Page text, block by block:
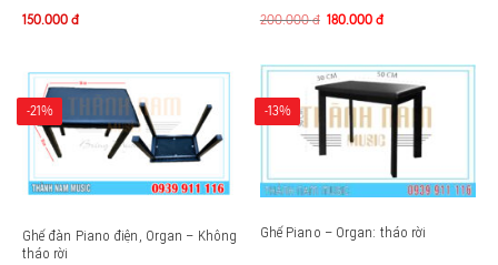
150.000 đ 200.000đ 180.000đ
-21%
Ghế đàn Piano điện, Organ – Không
tháo rời
-13%
Ghế Piano – Organ: tháo rời